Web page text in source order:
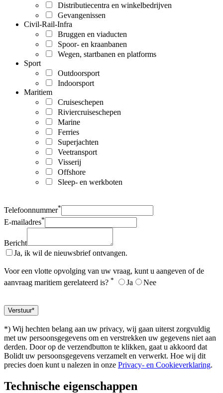
Distributiecentra en winkelbedrijven
Gevangenissen
Civil-Rail-Infra
Bruggen en viaducten
Spoor- en kraanbanen
Wegen, startbanen en platforms
Sport
Outdoorsport
Indoorsport
Maritiem
Cruiseschepen
Riviercruiseschepen
Marine
Ferries
Superjachten
Veetransport
Visserij
Offshore
Sleep- en werkboten
Telefoonnummer*
E-mailadres*
Bericht
Ja, ik wil de nieuwsbrief ontvangen.
Voor een vlotte opvolging van uw vraag, kunt u aangeven of de
aanvraag maritiem gerelateerd is? * Ja Nee
*) Wij hechten belang aan uw privacy, wij gaan uiterst zorgvuldig
met uw persoonsgegevens om en verstrekken uw gegevens niet aan
derden. Door op de verzendbutton te klikken, gaat u akkoord dat
Bolidt uw persoonsgegevens verzamelt en verwerkt. Hoe wij dit
precies doen kunt u nalezen in onze Privacy- en Cookieverklaring.
Technische eigenschappen